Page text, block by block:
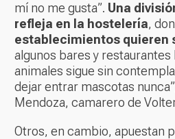
mí no me gusta”. Una
refleja en la hostelería,
establecimientos quieren
algunos bares y restaurantes
animales sigue sin
dejar entrar mascotas
Mendoza, camarero de
Otros, en cambio, apuestan